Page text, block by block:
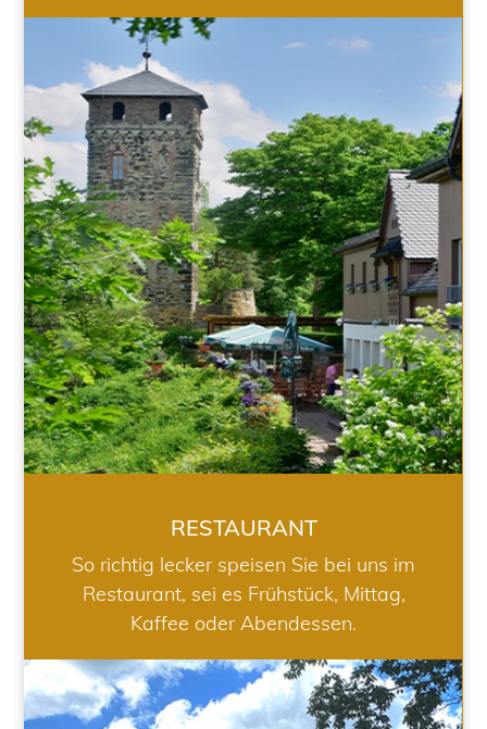
RESTAURANT
RESTAURANT
So richtig lecker speisen Sie bei uns im
Restaurant, sei es Frühstück, Mittag,
Kaffee oder Abendessen.